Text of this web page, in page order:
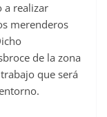
a realizar
merenderos
de la zona
que será